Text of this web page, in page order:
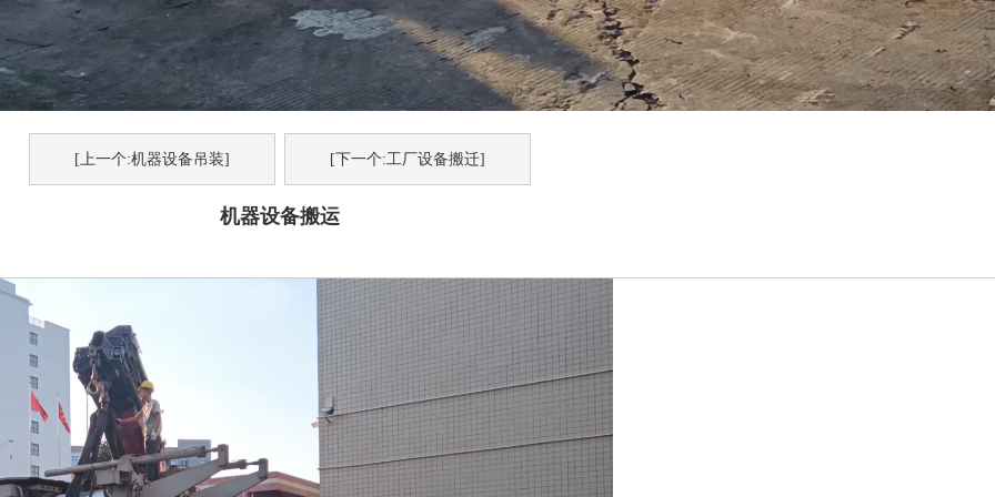
[上一个:机器设备吊装] [下一个:工厂设备搬迁]
机器设备搬运